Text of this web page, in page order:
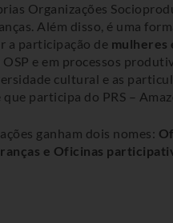
Organizações
Além disso, é uma
a participação de mulheres
e em processos
cultural e as
participa do PRS –
ganham dois nomes:
e Oficinas